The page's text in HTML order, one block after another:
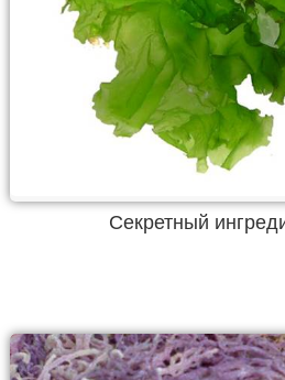
Секретный